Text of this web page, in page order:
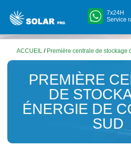
7x24H
Service
ACCUEIL / Première centrale de stockage
PREMIÈRE
DE
ÉNERGIE DE
SUD